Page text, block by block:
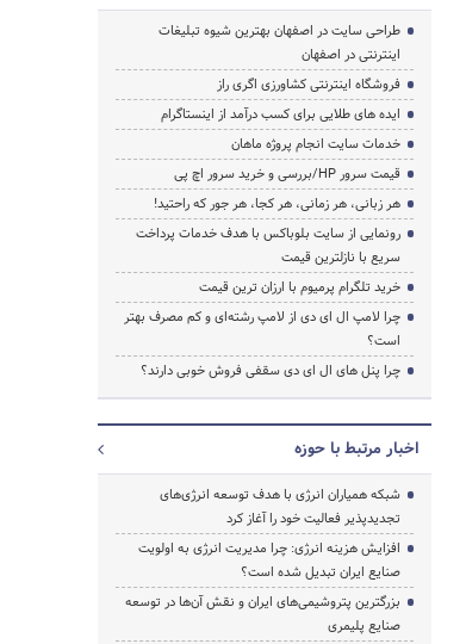
طراحی سایت در اصفهان بهترین شیوه تبلیغات
اینترنتی در اصفهان
فروشگاه اینترنتی کشاورزی اگری راز
ایده های طلایی برای کسب درآمد از اینستاگرام
خدمات سایت انجام پروژه ماهان
قیمت سرور HP/بررسی و خرید سرور اچ پی
هر زبانی، هر زمانی، هر کجا، هر جور که راحتید!
رونمایی از سایت بلوباکس با هدف خدمات پرداخت
سریع با نازلترین قیمت
خرید تلگرام پرمیوم با ارزان ترین قیمت
چرا لامپ ال ای دی از لامپ رشته‌ای و کم مصرف بهتر
است؟
چرا پنل های ال ای دی سقفی فروش خوبی دارند؟
اخبار مرتبط با حوزه
شبکه همیاران انرژی با هدف توسعه انرژی‌های
تجدیدپذیر فعالیت خود را آغاز کرد
افزایش هزینه انرژی: چرا مدیریت انرژی به اولویت
صنایع ایران تبدیل شده است؟
بزرگترین پتروشیمی‌های ایران و نقش آن‌ها در توسعه
صنایع پلیمری